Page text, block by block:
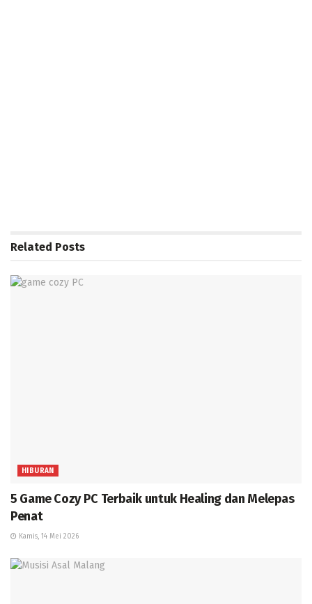
Related Posts
HIBURAN
5 Game Cozy PC Terbaik untuk Healing dan Melepas
Penat
Kamis, 14 Mei 2026